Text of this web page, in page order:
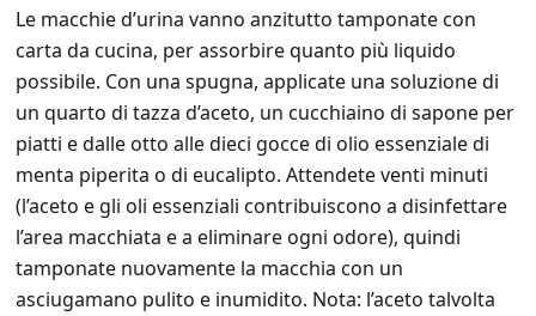
Le macchie d’urina vanno anzitutto tamponate con
carta da cucina, per assorbire quanto più liquido
possibile. Con una spugna, applicate una soluzione di
un quarto di tazza d’aceto, un cucchiaino di sapone per
piatti e dalle otto alle dieci gocce di olio essenziale di
menta piperita o di eucalipto. Attendete venti minuti
(l’aceto e gli oli essenziali contribuiscono a disinfettare
l’area macchiata e a eliminare ogni odore), quindi
tamponate nuovamente la macchia con un
asciugamano pulito e inumidito. Nota: l’aceto talvolta